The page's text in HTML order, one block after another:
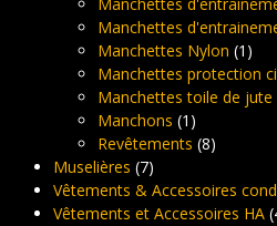
Manchettes
Manchettes Nylon (1)
Manchettes protection
Manchettes toile de jute
Manchons (1)
Revêtements (8)
Muselières (7)
Vêtements & Accessoires
Vêtements et Accessoires HA